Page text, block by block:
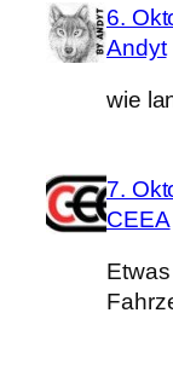
6.
Andyt
wie
7.
CEEA